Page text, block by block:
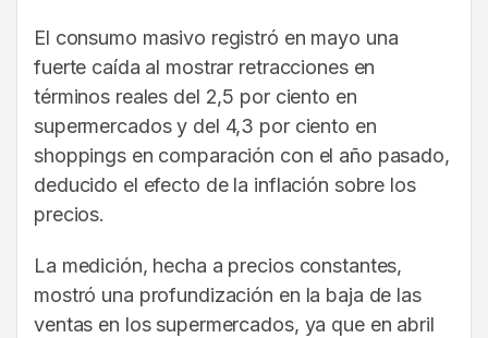
El consumo masivo registró en mayo una
fuerte caída al mostrar retracciones en
términos reales del 2,5 por ciento en
supermercados y del 4,3 por ciento en
shoppings en comparación con el año pasado,
deducido el efecto de la inflación sobre los
precios.
La medición, hecha a precios constantes,
mostró una profundización en la baja de las
ventas en los supermercados, ya que en abril